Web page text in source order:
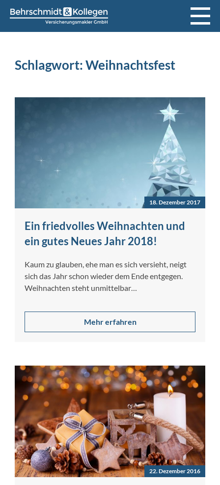
Schlagwort: Weihnachtsfest
18. Dezember 2017
Ein friedvolles Weihnachten und
ein gutes Neues Jahr 2018!
Kaum zu glauben, ehe man es sich versieht, neigt
sich das Jahr schon wieder dem Ende entgegen.
Weihnachten steht unmittelbar…
Mehr erfahren
22. Dezember 2016